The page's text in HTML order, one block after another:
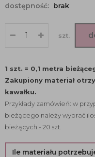
dostępność: brak
szt.
1 szt. = 0,1 metra
Zakupiony materiał
kawałku.
Przykłady zamówień: w
bieżącego należy wybrać
bieżących - 20 szt.
Ile materiału